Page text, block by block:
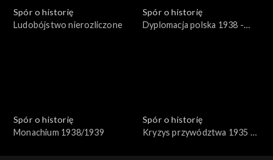
Spór o historię
Ludobójstwo nierozliczone
Spór o historię
Dyplomacja polska 1938 -
Spór o historię
Monachium 1938/1939
Spór o historię
Kryzys przywództwa 1935 -